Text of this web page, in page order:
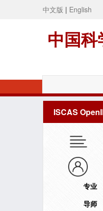
中文版 | English
中国科
ISCAS
专业
导师